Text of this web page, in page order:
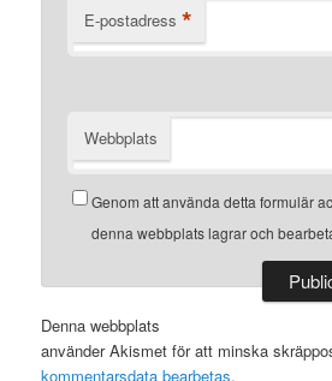
E-postadress *
Webbplats
Genom att använda detta formulär
denna webbplats lagrar och
Denna webbplats
använder Akismet för att minska
kommentarsdata bearbetas.